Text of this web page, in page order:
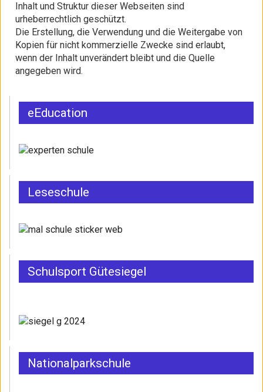
Inhalt und Struktur dieser Webseiten sind
urheberrechtlich geschützt.
Die Erstellung, die Verwendung und die Weitergabe von
Kopien für nicht kommerzielle Zwecke sind erlaubt,
wenn der Inhalt unverändert bleibt und die Quelle
angegeben wird.
eEducation
Leseschule
Schulsport Gütesiegel
Nationalparkschule